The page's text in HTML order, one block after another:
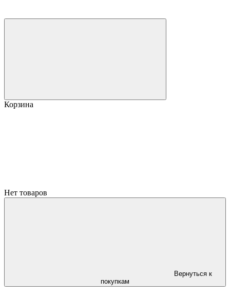
Корзина
Нет товаров
Вернуться к
покупкам